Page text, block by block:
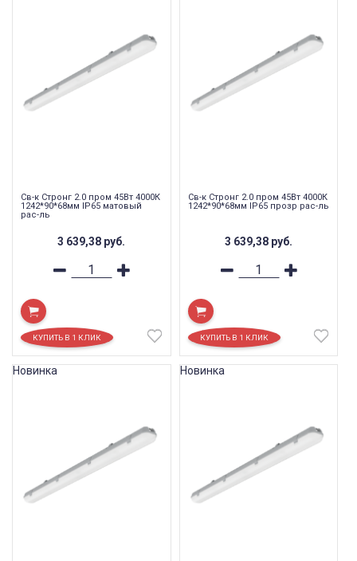
Св-к Стронг 2.0 пром 45Вт 4000К
1242*90*68мм IP65 матовый
рас-ль
3 639,38 руб.
Св-к Стронг 2.0 пром 45Вт 4000К
1242*90*68мм IP65 прозр рас-ль
3 639,38 руб.
Новинка Новинка